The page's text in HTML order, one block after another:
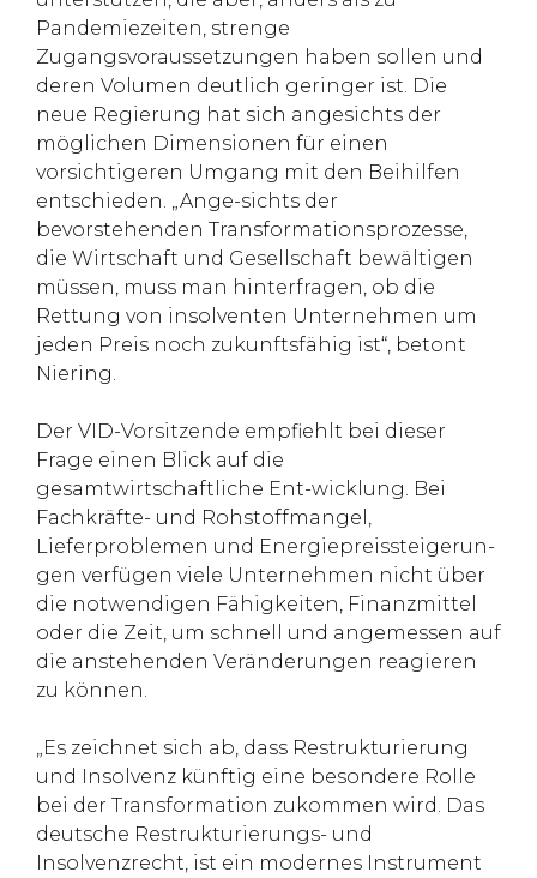
Pandemiezeiten, strenge
Zugangsvoraussetzungen haben sollen und
deren Volumen deutlich geringer ist. Die
neue Regierung hat sich angesichts der
möglichen Dimensionen für einen
vorsichtigeren Umgang mit den Beihilfen
entschieden. „Ange-sichts der
bevorstehenden Transformationsprozesse,
die Wirtschaft und Gesellschaft bewältigen
müssen, muss man hinterfragen, ob die
Rettung von insolventen Unternehmen um
jeden Preis noch zukunftsfähig ist“, betont
Niering.
Der VID-Vorsitzende empfiehlt bei dieser
Frage einen Blick auf die
gesamtwirtschaftliche Ent-wicklung. Bei
Fachkräfte- und Rohstoffmangel,
Lieferproblemen und Energiepreissteigerun-
gen verfügen viele Unternehmen nicht über
die notwendigen Fähigkeiten, Finanzmittel
oder die Zeit, um schnell und angemessen auf
die anstehenden Veränderungen reagieren
zu können.
„Es zeichnet sich ab, dass Restrukturierung
und Insolvenz künftig eine besondere Rolle
bei der Transformation zukommen wird. Das
deutsche Restrukturierungs- und
Insolvenzrecht, ist ein modernes Instrument